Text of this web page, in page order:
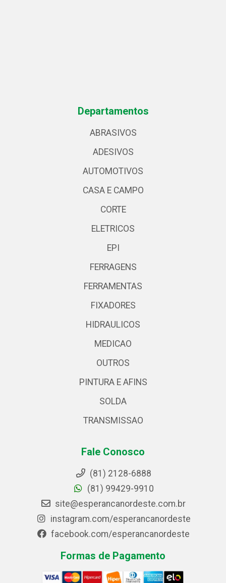
Departamentos
ABRASIVOS
ADESIVOS
AUTOMOTIVOS
CASA E CAMPO
CORTE
ELETRICOS
EPI
FERRAGENS
FERRAMENTAS
FIXADORES
HIDRAULICOS
MEDICAO
OUTROS
PINTURA E AFINS
SOLDA
TRANSMISSAO
Fale Conosco
(81) 2128-6888
(81) 99429-9910
site@esperancanordeste.com.br
instagram.com/esperancanordeste
facebook.com/esperancanordeste
Formas de Pagamento